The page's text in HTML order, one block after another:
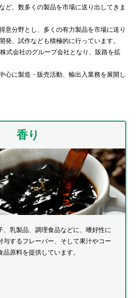
ど、数多くの製品を市場に送り出してきま
意分野とし、多くの有力製品を市場に送り
発、試作なども積極的に行っています。
式会社のグループ会社となり、販路を拡
心に製造・販売活動、輸出入業務を展開し
香り
、乳製品、調理食品などに、嗜好性に
与するフレーバー、そして果汁やコー
原料を提供しています。